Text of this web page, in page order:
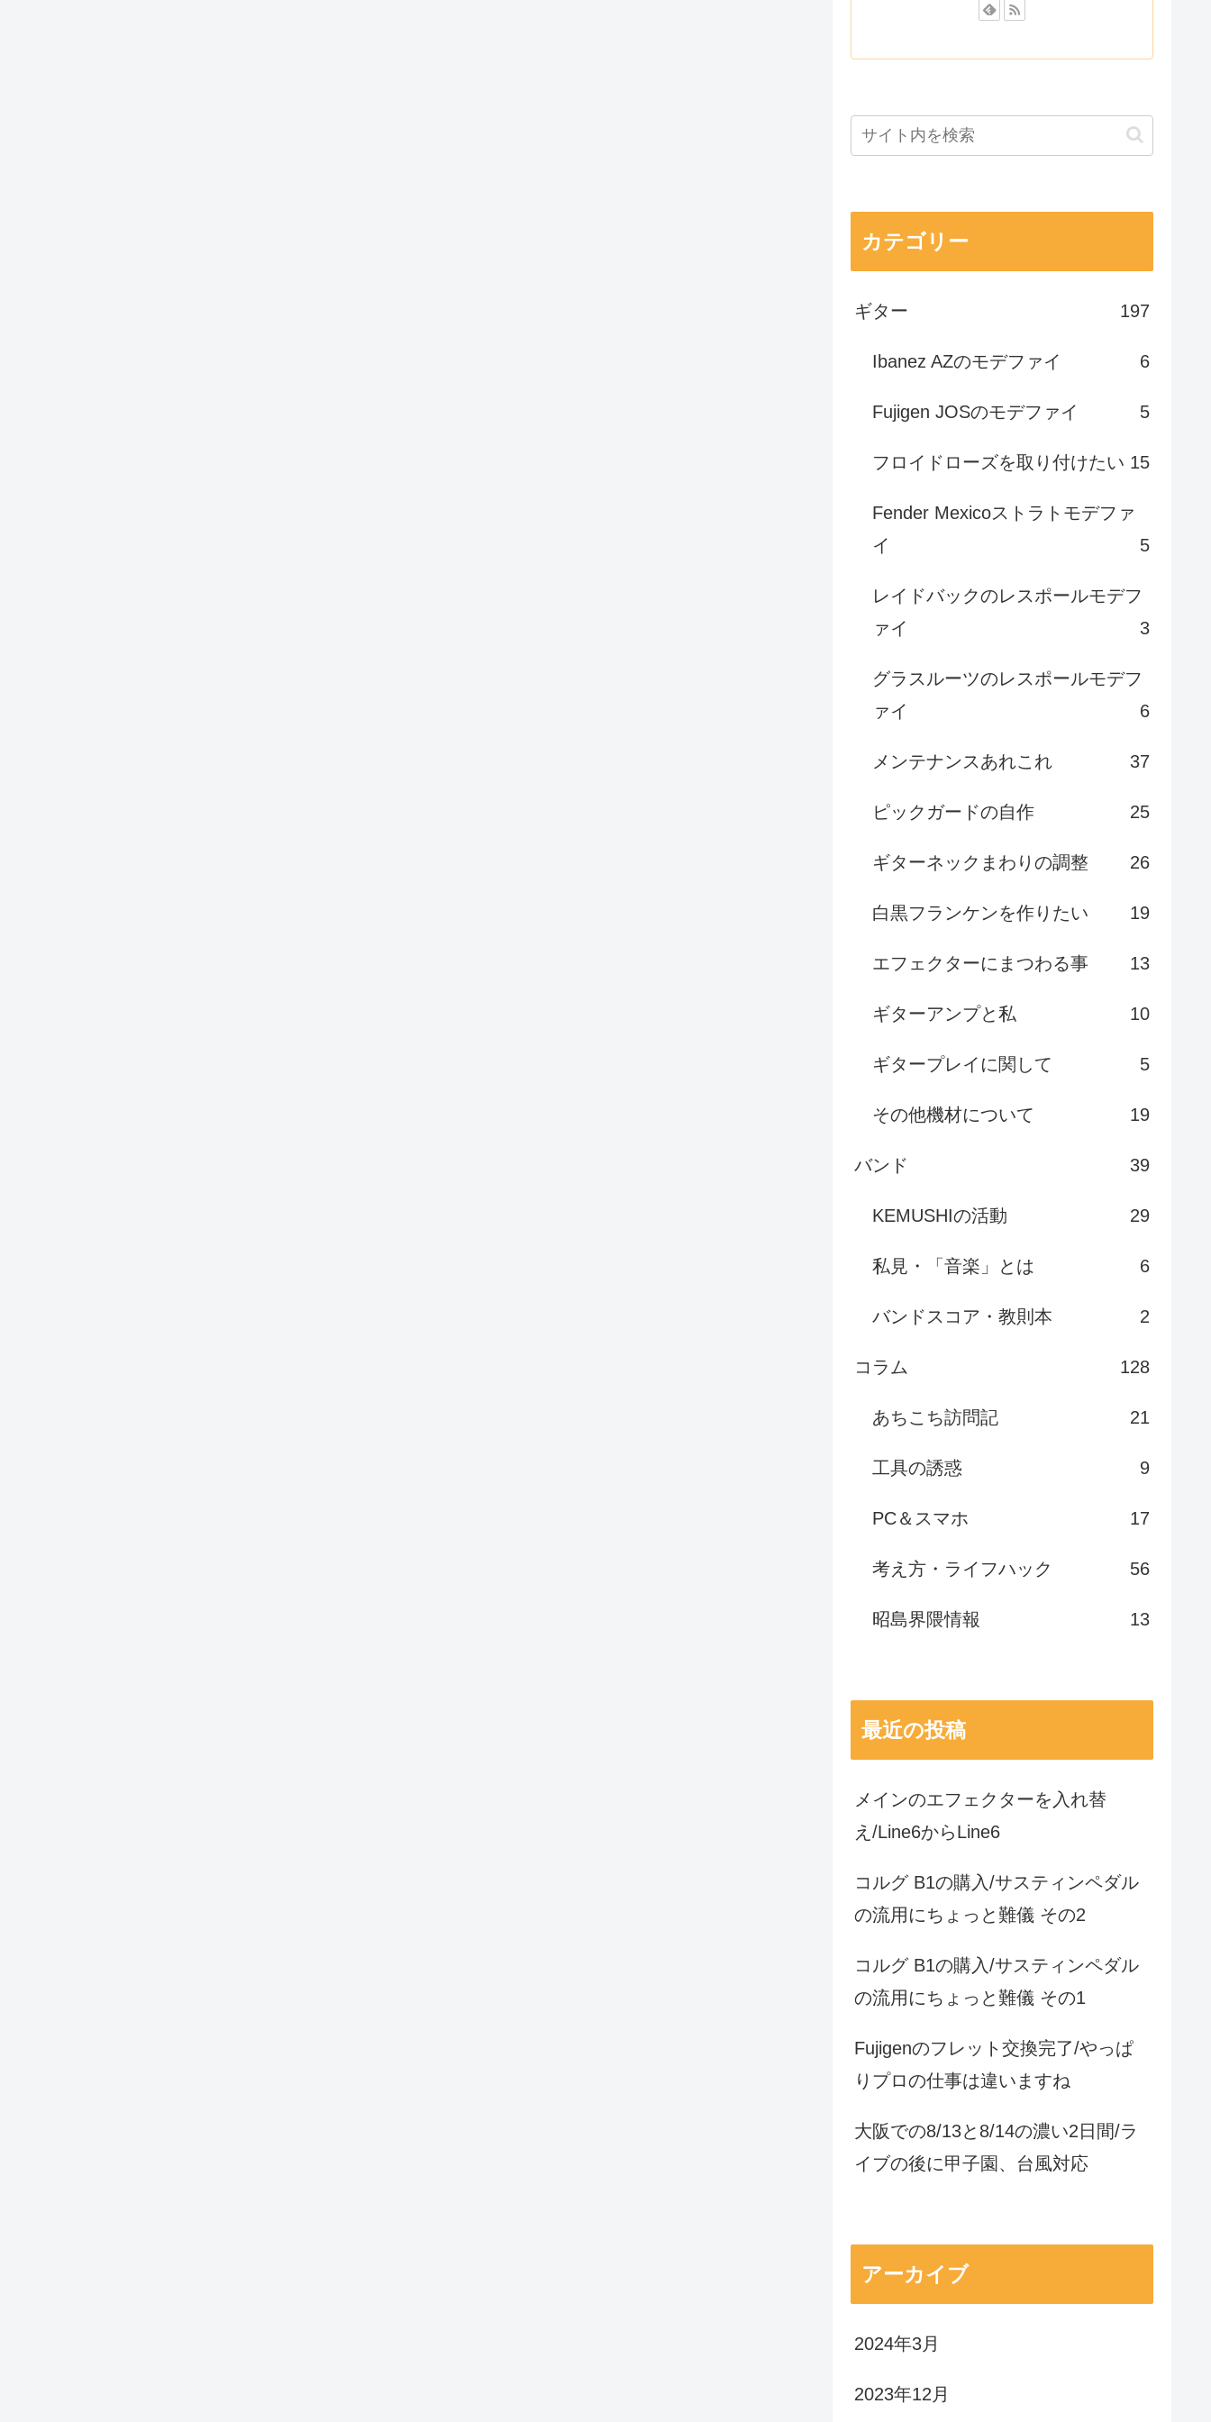
カテゴリー
ギター 197
Ibanez AZのモデファイ 6
Fujigen JOSのモデファイ 5
フロイドローズを取り付けたい 15
Fender Mexicoストラトモデファ
イ
5
レイドバックのレスポールモデフ
ァイ
3
グラスルーツのレスポールモデフ
ァイ
6
メンテナンスあれこれ 37
ピックガードの自作 25
ギターネックまわりの調整 26
白黒フランケンを作りたい 19
エフェクターにまつわる事 13
ギターアンプと私 10
ギタープレイに関して 5
その他機材について 19
バンド 39
KEMUSHIの活動 29
私見・「音楽」とは 6
バンドスコア・教則本 2
コラム 128
あちこち訪問記 21
工具の誘惑 9
PC＆スマホ 17
考え方・ライフハック 56
昭島界隈情報 13
最近の投稿
メインのエフェクターを入れ替
え/Line6からLine6
コルグ B1の購入/サスティンペダル
の流用にちょっと難儀 その2
コルグ B1の購入/サスティンペダル
の流用にちょっと難儀 その1
Fujigenのフレット交換完了/やっぱ
りプロの仕事は違いますね
大阪での8/13と8/14の濃い2日間/ラ
イブの後に甲子園、台風対応
アーカイブ
2024年3月
2023年12月